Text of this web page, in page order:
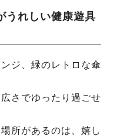
うれしい健康遊具
ジ、緑のレトロな傘
さでゆったり過ごせ
所があるのは、嬉し